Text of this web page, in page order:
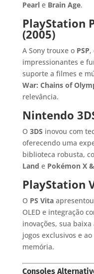
Pearle Brain Age.
PlayStation
(2005)
A Sony trouxe o PSP,
impressionantes e
suporte a filmes e
War: Chains of
relevância.
Nintendo
O 3DS inovou com
oferecendo uma
biblioteca robusta,
Land e Pokémon X
PlayStation
O PS Vita
OLED e integração
inovações, sua
jogos exclusivos e
memória.
Consoles